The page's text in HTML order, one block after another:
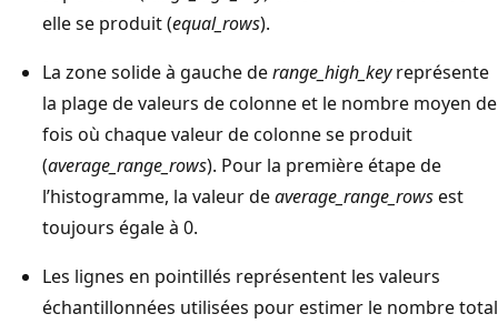
elle se produit (equal_rows).
La zone solide à gauche derange_high_keyreprésente
la plage de valeurs de colonne et le nombre moyen de
fois où chaque valeur de colonne se produit
(average_range_rows). Pour la première étape de
l’histogramme, la valeur deaverage_range_rowsest
toujours égale à 0.
Les lignes en pointillés représentent les valeurs
échantillonnées utilisées pour estimer le nombre total